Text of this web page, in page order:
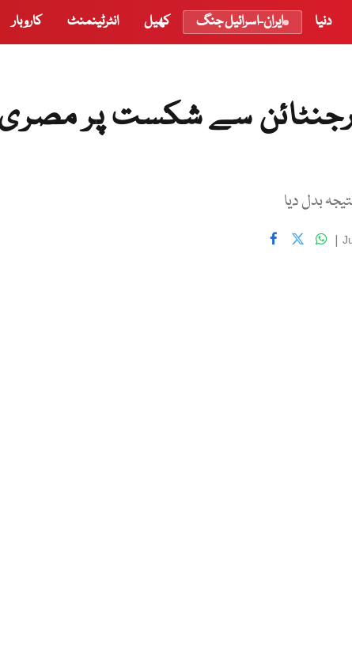
دنیا ایران-اسرائیل جنگ کھیل انٹرٹینمنٹ کاروبار
سے شکست پر
بدل دیا
|